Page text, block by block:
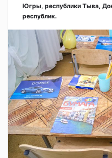
Югры, республики Тыва,
республик.